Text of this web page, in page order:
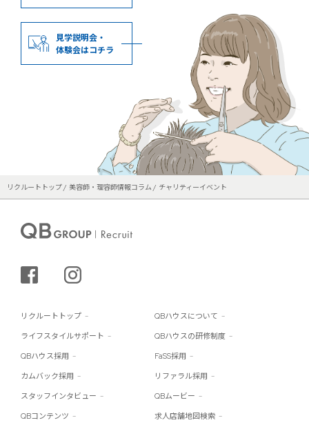
見学説明会・
体験会はコチラ
リクルートトップ 美容師・理容師情報コラム チャリティーイベント
シェアする
リクルートトップ QBハウスについて
ライフスタイルサポート QBハウスの研修制度
QBハウス採用 FaSS採用
カムバック採用 リファラル採用
スタッフインタビュー QBムービー
QBコンテンツ 求人店舗地図検索